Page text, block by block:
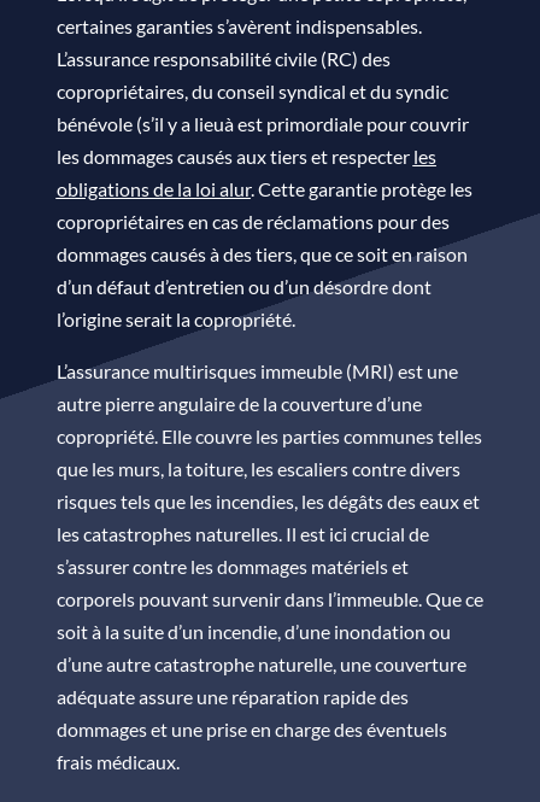
certaines garanties s’avèrent indispensables.
L’assurance responsabilité civile (RC) des
copropriétaires, du conseil syndical et du syndic
bénévole (s’il y a lieuà est primordiale pour couvrir
les dommages causés aux tiers et respecter les
obligations de la loi alur. Cette garantie protège les
copropriétaires en cas de réclamations pour des
dommages causés à des tiers, que ce soit en raison
d’un défaut d’entretien ou d’un désordre dont
l’origine serait la copropriété.
L’assurance multirisques immeuble (MRI) est une
autre pierre angulaire de la couverture d’une
copropriété. Elle couvre les parties communes telles
que les murs, la toiture, les escaliers contre divers
risques tels que les incendies, les dégâts des eaux et
les catastrophes naturelles. Il est ici crucial de
s’assurer contre les dommages matériels et
corporels pouvant survenir dans l’immeuble. Que ce
soit à la suite d’un incendie, d’une inondation ou
d’une autre catastrophe naturelle, une couverture
adéquate assure une réparation rapide des
dommages et une prise en charge des éventuels
frais médicaux.